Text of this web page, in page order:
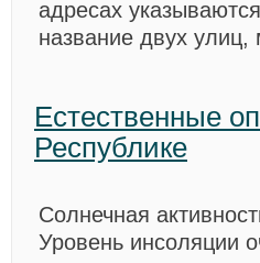
адресах
название двух
Естественные
Республике
Солнечная
Уровень инсоляции